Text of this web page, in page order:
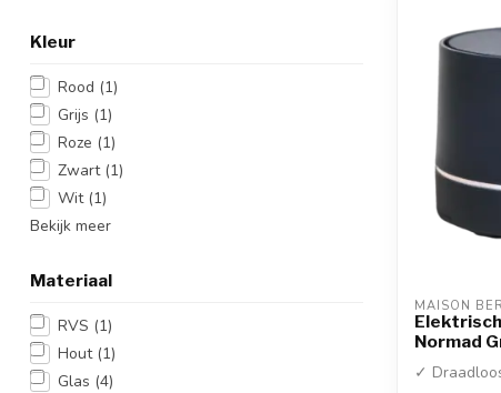
Kleur
Rood (1)
Grijs (1)
Roze (1)
Zwart (1)
Wit (1)
Bekijk meer
Materiaal
RVS (1)
Hout (1)
Glas (4)
MAISON
Normad
✓